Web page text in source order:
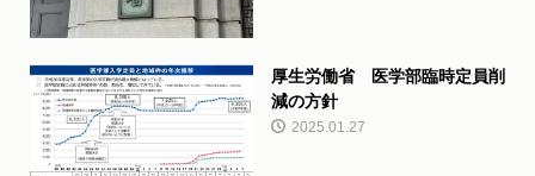
厚生労働省 医学部臨時定員削
減の方針
2025.01.27